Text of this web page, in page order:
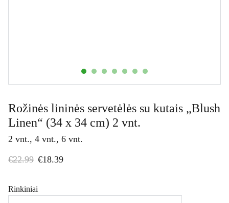
Rožinės lininės servetėlės su kutais „Blush
Linen“ (34 x 34 cm) 2 vnt.
2 vnt., 4 vnt., 6 vnt.
€22.99 €18.39
Rinkiniai